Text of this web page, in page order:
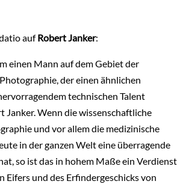
aufRobert Janker:
einen Mann auf dem Gebiet der
der einen ähnlichen
technischen Talent
Janker. Wenn die wissenschaftliche
und vor allem die medizinische
in der ganzen Welt eine überragende
so ist das in hohem Maße ein Verdienst
Eifers und des Erfindergeschicks von